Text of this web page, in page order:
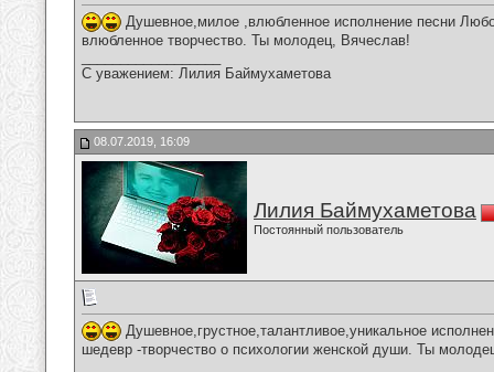
Душевное,милое ,влюбленное исполнение песни
влюбленное творчество. Ты молодец, Вячеслав!
С уважением: Лилия Баймухаметова
08.07.2019, 16:09
Лилия Баймухаметова
Постоянный пользователь
Душевное,грустное,талантливое,уникальное
шедевр -творчество о психологии женской души. Ты